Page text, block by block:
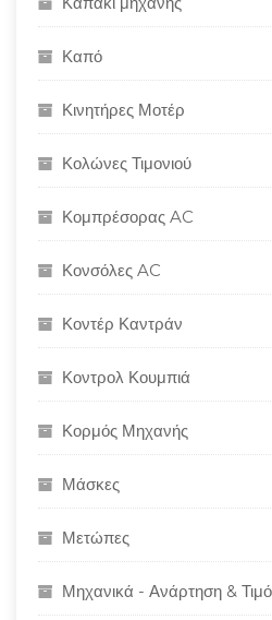
Καπό
Κινητήρες Μοτέρ
Κολώνες Τιμονιού
Κομπρέσορας AC
Κονσόλες AC
Κοντέρ Καντράν
Κοντρολ Κουμπιά
Κορμός Μηχανής
Μάσκες
Μετώπες
Μηχανικά - Ανάρτηση &